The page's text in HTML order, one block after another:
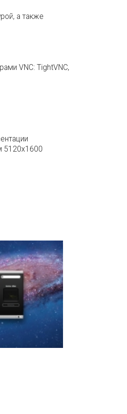
а также
VNC: TightVNC,
5120x1600